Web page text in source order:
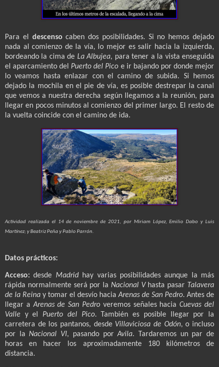
Para el descensocaben dos posibilidades. Si no hemos dejado
nada al comienzo de la vía, lo mejor es salir hacia la izquierda,
bordeando la cima de La Albujea, para tener a la vista enseguida
el aparcamiento del Puerto del Pico e ir bajando por donde mejor
lo veamos hasta enlazar con el camino de subida. Si hemos
dejado la mochila en el pie de vía, es posible destrepar la canal
que vemos a nuestra derecha según llegamos a la reunión, para
llegar en pocos minutos al comienzo del primer largo. El resto de
la vuelta coincide con el camino de ida.
Actividad realizada el 14 de noviembre de 2021, por Miriam López, Emilio Dabo y Luis
Martínez; y Beatriz Peña y Pablo Parrón.
Datos prácticos:
Acceso: desde Madrid hay varias posibilidades aunque la más
rápida normalmente será por la Nacional Vhasta pasar Talavera
de la Reina y tomar el desvío haciaArenas de San Pedro. Antes de
llegar aArenas de San Pedro veremos señales hacia Cuevas del
Valle y el Puerto del Pico. También es posible llegar por la
carretera de los pantanos, desde Villaviciosa de Odón, o incluso
por la Nacional VI, pasando porAvila. Tardaremos un par de
horas en hacer los aproximadamente 180 kilómetros de
distancia.